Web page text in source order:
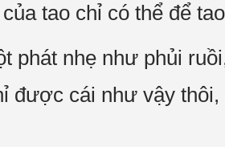
tao chỉ có thể để
phát nhẹ như phủi
được cái như vậy